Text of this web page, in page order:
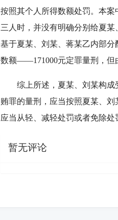
按照其个人所得数额处罚。本
三人时，并没有明确分别给夏某
基于夏某、刘某、蒋某乙内部
数额——171000元定罪量刑，但
综上所述，夏某、刘某构成
贿罪的量刑，应当按照夏某、
应当从轻、减轻处罚或者免除处
暂无评论